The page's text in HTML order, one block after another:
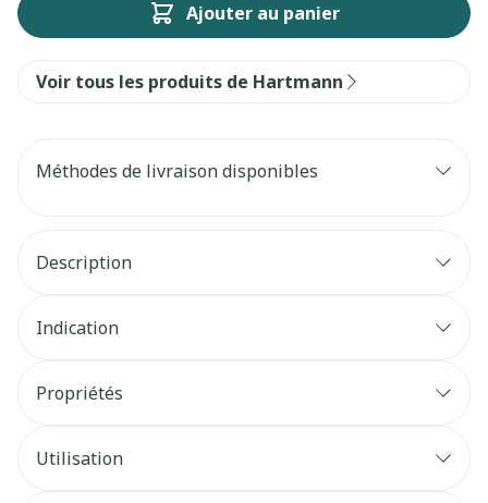
Ajouter au panier
Voir tous les produits de Hartmann
Méthodes de livraison disponibles
Description
Indication
Propriétés
Utilisation